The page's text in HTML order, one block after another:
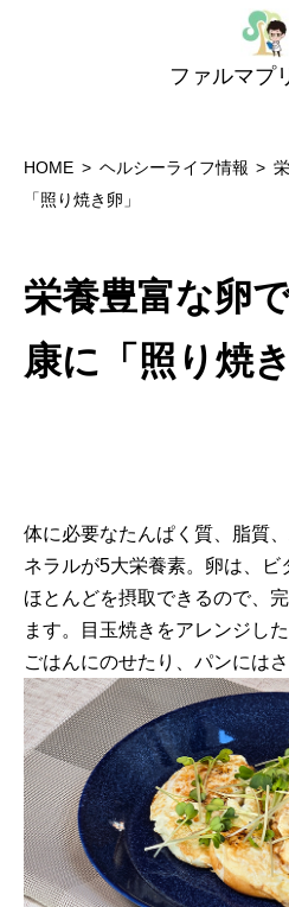
ファルマプ
HOME ヘルシーライフ情報
「照り焼き卵」
栄養豊富な卵
康に「照り焼き
体に必要なたんぱく質、脂質
ネラルが5大栄養素。卵は、
ほとんどを摂取できるので、
ます。目玉焼きをアレンジし
ごはんにのせたり、パンには